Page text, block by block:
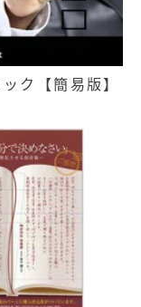
ク【簡易版】